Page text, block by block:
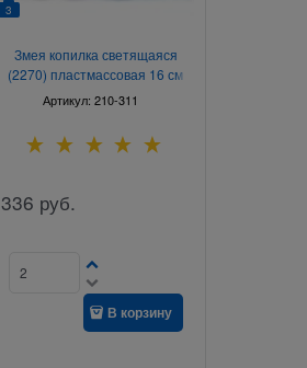
3
Змея копилка светящаяся
(2270) пластмассовая 16 см
высота
Артикул: 210-311
336 руб.
В корзину